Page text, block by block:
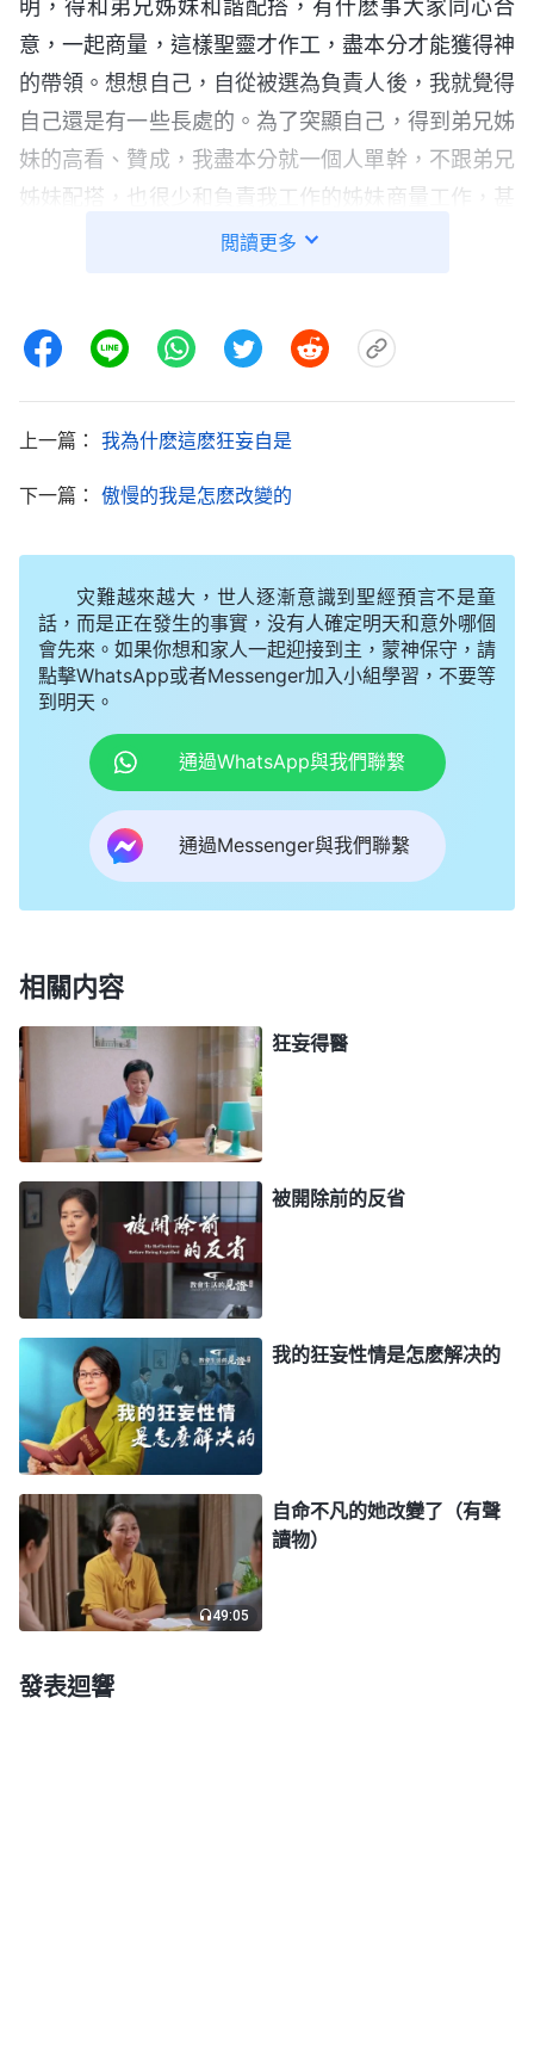
明，得和弟兄姊妹和諧配搭，有什麽事大家同心合
意，一起商量，這樣聖靈才作工，盡本分才能獲得神
的帶領。想想自己，自從被選為負責人後，我就覺得
自己還是有一些長處的。為了突顯自己，得到弟兄姊
妹的高看、贊成，我盡本分就一個人單幹，不跟弟兄
姊妹配搭，也很少和負責我工作的姊妹商量工作，甚
至外出作工作也不告訴她，就想等着我盡本分有果效
效，我還無理智地跟神講理、埋怨神。我真是太不可
心、欲望單幹，不尋求原則，不與人配搭，那這個工
如果不及時扭轉就會被神離弃。認識到這些後，我趕
我能扭轉過來，能與弟兄姊妹和諧配搭盡好本分。」
當時，我看到神的話説：「『和諧配搭』這四個
字從字面上很好理解，但實行起來却很難，能把這四
個字實際的那一面活出來很不容易。為什麽不容易？
（人有敗壞性情。）對了，人有狂妄、邪惡、剛硬等
敗壞性情，就能攔阻人實行真理。當你與人配搭的時
候，你就會流露出各種敗壞性情。比如，『讓我跟他
配搭，他配嗎？讓我跟一個没素質的人配搭，不是讓
不懂我説話呀！』『我的話有思想、有見地，如果跟
好，如果説出來别人學去了，誰能知道是我的功勞
啊？』這些思想觀點、這些鬼話都是人常聽見的、常
看見的，你如果也有這些思想觀點，你還願意與人配
搭嗎？你能達到與人和諧配搭嗎？這就不容易了，有
難度啊！『和諧配搭』這四個字嘴上説容易，張口就
來，但到實行的時候裏面的攔阻就大了，一會兒這麽
想，一會兒那麽想，有時候心情好點兒説不定還能與
人交通幾句，要是心情不好，再有敗壞性情攔阻，那
就一點兒都實行不出來了。有些人做帶領跟誰也配搭
不來，他總瞧不起别人，總挑剔别人，看見别人的缺
點就論斷别人、打擊别人，結果成了害群之馬被撤换
了。他是不懂『和諧配搭』這四個字的意思嗎？其
實，他什麽都明白，就是實行不出來。為什麽實行不
出來呢？就是他太寶愛地位了，性情太狂妄了，就想
顯露自己，抓住地位就不放，生怕地位落在别人手裏
自己没有實權了，怕被别人冷落，不被别人高看，説
話没有力度、没有權威了，他就怕這個。他狂妄到什
麽程度了？失去理智了，任意妄為了，結果怎麽樣？
閲讀更多
上一篇： 我為什麽這麽狂妄自是
下一篇： 傲慢的我是怎麽改變的
灾難越來越大，世人逐漸意識到聖經預言不是童
話，而是正在發生的事實，没有人確定明天和意外哪個
會先來。如果你想和家人一起迎接到主，蒙神保守，請
點擊WhatsApp或者Messenger加入小組學習，不要等
到明天。
通過WhatsApp與我們聯繫
通過Messenger與我們聯繫
相關内容
狂妄得醫
被開除前的反省
我的狂妄性情是怎麽解决的
49:05
自命不凡的她改變了（有聲
讀物）
發表迴響